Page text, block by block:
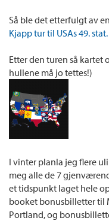
Så ble det etterfulgt av
Kjapp tur til USAs 49.
Etter den turen så kartet
hullene må jo tettes!)
I vinter planla jeg flere
meg alle de 7
et tidspunkt laget hele
booket bonusbilletter til
Portland, og